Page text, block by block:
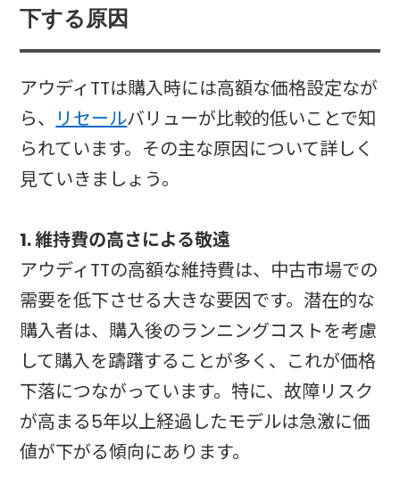
下する原因
アウディTTは購入時には高額な価格設定なが
ら、
リセールバリューが比較的低いことで知
られています。その主な原因について詳しく
見ていきましょう。
1. 維持費の高さによる敬遠
アウディTTの高額な維持費は、中古市場での
需要を低下させる大きな要因です。潜在的な
購入者は、購入後のランニングコストを考慮
して購入を躊躇することが多く、これが価格
下落につながっています。特に、故障リスク
が高まる5年以上経過したモデルは急激に価
値が下がる傾向にあります。